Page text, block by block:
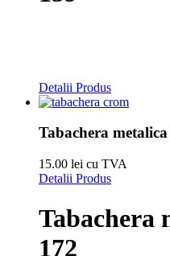
Detalii Produs
Tabachera
15.00 lei cu TVA
Detalii Produs
Tabachera
172